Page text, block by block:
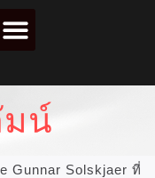
น์
Gunnar Solskjaer ที่